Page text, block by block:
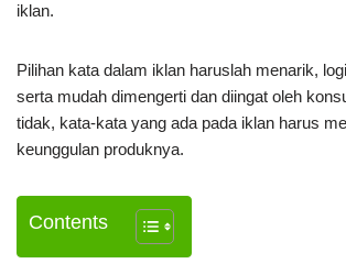
iklan.
Pilihan kata dalam iklan haruslah menarik,
serta mudah dimengerti dan diingat oleh
tidak, kata-kata yang ada pada iklan harus
keunggulan produknya.
Contents